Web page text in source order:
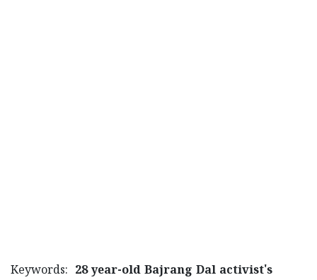
Keywords: 28 year-old Bajrang Dal activist's